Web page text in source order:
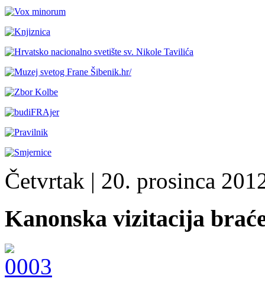
Četvrtak | 20. prosinca
Kanonska vizitacija